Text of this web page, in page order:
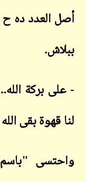
أصل العدد ده
ببلاش.
- على بركة
لنا قهوة بقى
واحتسى